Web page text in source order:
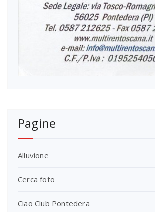
Pagine
Alluvione
Cerca foto
Ciao Club Pontedera